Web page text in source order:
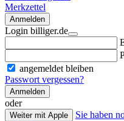
Merkzettel
Anmelden
Login billiger.de
angemeldet bleiben
Passwort vergessen?
Anmelden
oder
Weiter mit Apple
Sie haben